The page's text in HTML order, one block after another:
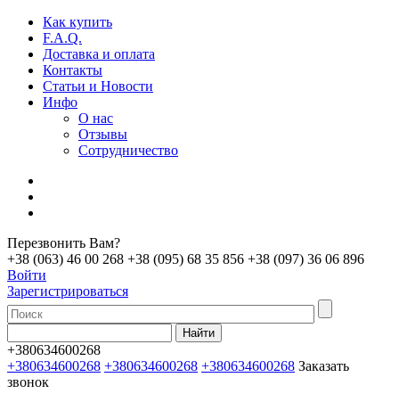
Как купить
F.A.Q.
Доставка и оплата
Контакты
Статьи и Новости
Инфо
О нас
Отзывы
Сотрудничество
Перезвонить Вам?
+38 (063) 46 00 268 +38 (095) 68 35 856 +38 (097) 36 06 896
Войти
Зарегистрироваться
+380634600268
+380634600268 +380634600268 +380634600268 Заказать
звонок